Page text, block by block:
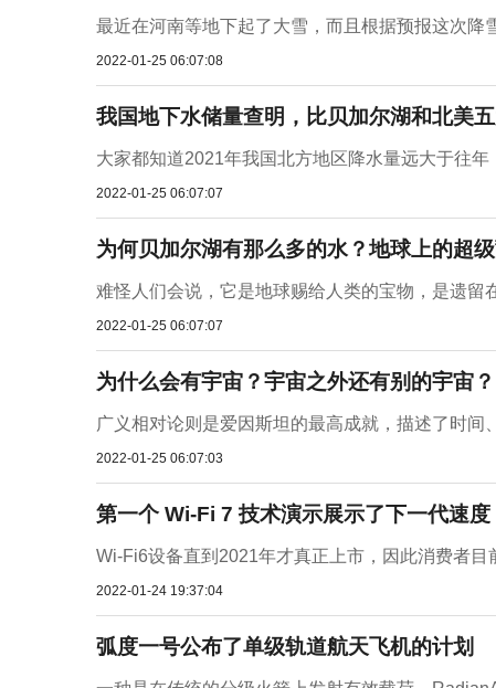
最近在河南等地下起了大雪，而且根据预报这次
2022-01-25 06:07:08
我国地下水储量查明，比贝加尔湖和北美
大家都知道2021年我国北方地区降水量远大于往
2022-01-25 06:07:07
为何贝加尔湖有那么多的水？地球上的超
难怪人们会说，它是地球赐给人类的宝物，是遗
2022-01-25 06:07:07
为什么会有宇宙？宇宙之外还有别的宇宙？
广义相对论则是爱因斯坦的最高成就，描述了时
2022-01-25 06:07:03
第一个 Wi-Fi 7 技术演示展示了下一代速度
Wi-Fi6设备直到2021年才真正上市，因此消费者
2022-01-24 19:37:04
弧度一号公布了单级轨道航天飞机的计划